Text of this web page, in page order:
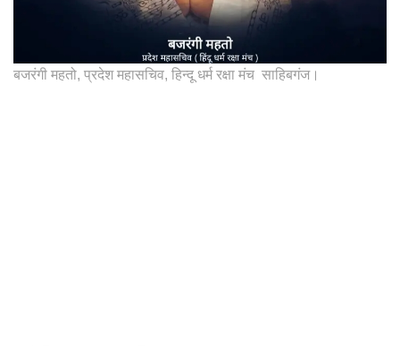
बजरंगी महतो, प्रदेश महासचिव, हिन्दू धर्म रक्षा मंच साहिबगंज।